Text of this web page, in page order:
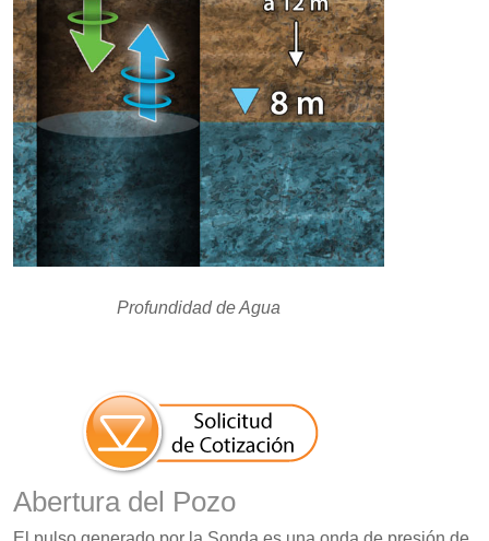
Profundidad de Agua
Abertura del Pozo